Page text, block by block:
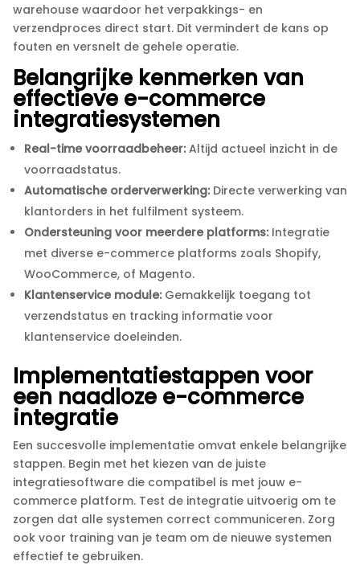
warehouse waardoor het verpakkings- en
verzendproces direct start.​ Dit vermindert de kans op
fouten en versnelt de gehele operatie.​
Belangrijke kenmerken van
effectieve e-commerce
integratiesystemen
Real-time voorraadbeheer:Altijd actueel inzicht in de
voorraadstatus.​
Automatische orderverwerking:Directe verwerking van
klantorders in het fulfilment systeem.​
Ondersteuning voor meerdere platforms:Integratie
met diverse e-commerce platforms zoals Shopify,
WooCommerce, of Magento.​
Klantenservice module:Gemakkelijk toegang tot
verzendstatus en tracking informatie voor
klantenservice doeleinden.​
Implementatiestappen voor
een naadloze e-commerce
integratie
Een succesvolle implementatie omvat enkele belangrijke
stappen.​ Begin met het kiezen van de juiste
integratiesoftware die compatibel is met jouw e-
commerce platform.​ Test de integratie uitvoerig om te
zorgen dat alle systemen correct communiceren.​ Zorg
ook voor training van je team om de nieuwe systemen
effectief te gebruiken.​